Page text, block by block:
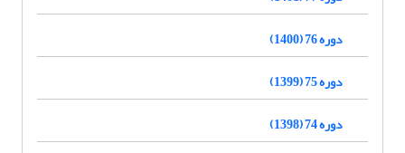
دوره 76 (1400)
دوره 75 (1399)
دوره 74 (1398)